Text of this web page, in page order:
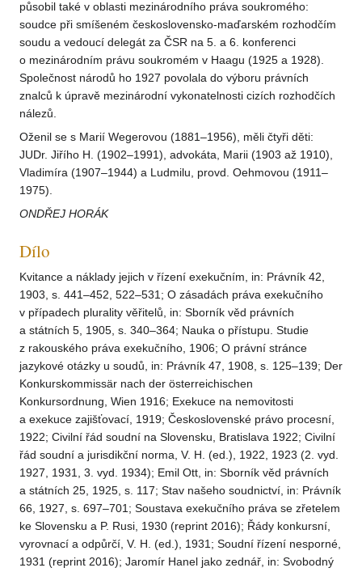
působil také v oblasti mezinárodního práva soukromého:
soudce při smíšeném československo-maďarském rozhodčím
soudu a vedoucí delegát za ČSR na 5. a 6. konferenci
o mezinárodním právu soukromém v Haagu (1925 a 1928).
Společnost národů ho 1927 povolala do výboru právních
znalců k úpravě mezinárodní vykonatelnosti cizích rozhodčích
nálezů.
Oženil se s Marií Wegerovou (1881–1956), měli čtyři děti:
JUDr. Jiřího H. (1902–1991), advokáta, Marii (1903 až 1910),
Vladimíra (1907–1944) a Ludmilu, provd. Oehmovou (1911–
1975).
ONDŘEJ HORÁK
Dílo
Kvitance a náklady jejich v řízení exekučním, in: Právník 42,
1903, s. 441–452, 522–531; O zásadách práva exekučního
v případech plurality věřitelů, in: Sborník věd právních
a státních 5, 1905, s. 340–364; Nauka o přístupu. Studie
z rakouského práva exekučního, 1906; O právní stránce
jazykové otázky u soudů, in: Právník 47, 1908, s. 125–139; Der
Konkurskommissär nach der österreichischen
Konkursordnung, Wien 1916; Exekuce na nemovitosti
a exekuce zajišťovací, 1919; Československé právo procesní,
1922; Civilní řád soudní na Slovensku, Bratislava 1922; Civilní
řád soudní a jurisdikční norma, V. H. (ed.), 1922, 1923 (2. vyd.
1927, 1931, 3. vyd. 1934); Emil Ott, in: Sborník věd právních
a státních 25, 1925, s. 117; Stav našeho soudnictví, in: Právník
66, 1927, s. 697–701; Soustava exekučního práva se zřetelem
ke Slovensku a P. Rusi, 1930 (reprint 2016); Řády konkursní,
vyrovnací a odpůrčí, V. H. (ed.), 1931; Soudní řízení nesporné,
1931 (reprint 2016); Jaromír Hanel jako zednář, in: Svobodný